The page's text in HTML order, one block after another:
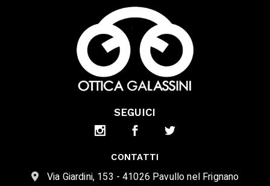
SEGUICI
CONTATTI
Via Giardini, 153 - 41026 Pavullo nel Frignano